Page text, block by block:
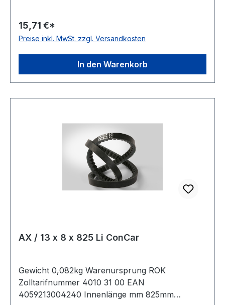
Ausführung flankenoffen, formgezahnt
antistatisch ja Norm DIN 2215 Material Neoprene
15,71 €*
Preise inkl. MwSt. zzgl. Versandkosten
In den Warenkorb
AX / 13 x 8 x 825 Li ConCar
Gewicht 0,082kg Warenursprung ROK
Zolltarifnummer 4010 31 00 EAN
4059213004240 Innenlänge mm 825mm